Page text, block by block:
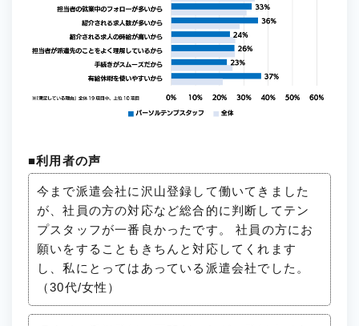
■利用者の声
今まで派遣会社に沢山登録して働いてきました
が、社員の方の対応など総合的に判断してテン
プスタッフが一番良かったです。 社員の方にお
願いをすることもきちんと対応してくれます
し、私にとってはあっている派遣会社でした。
（30代/女性）